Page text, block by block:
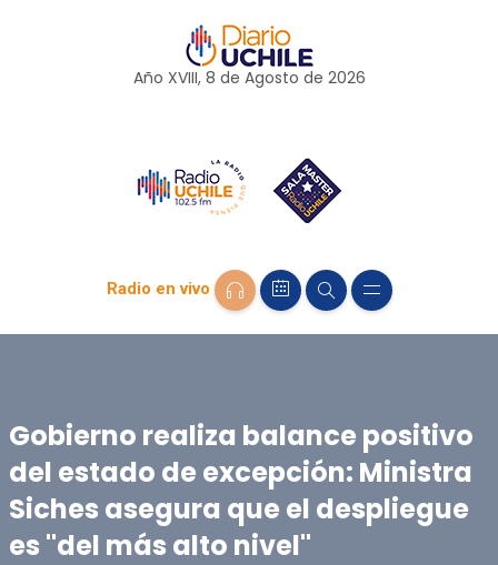
Año XVIII, 8 de Agosto de 2026
Radio en vivo
Gobierno realiza balance positivo
del estado de excepción: Ministra
Siches asegura que el despliegue
es "del más alto nivel"